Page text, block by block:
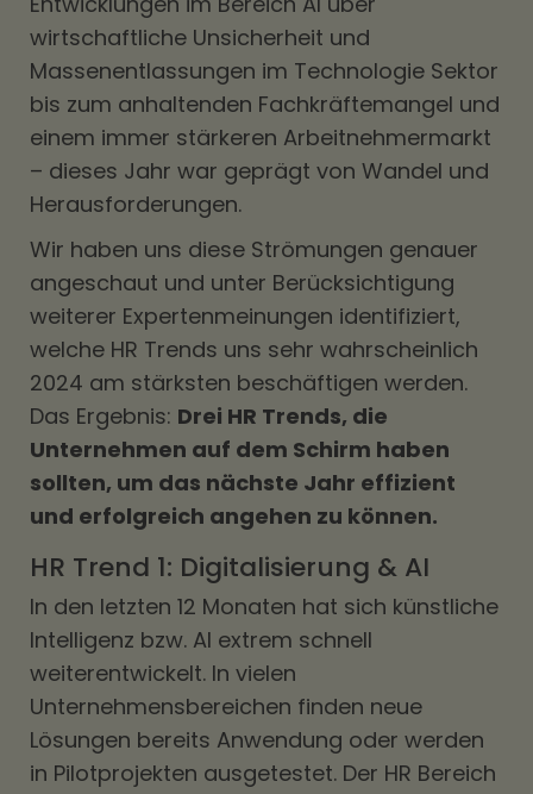
wirtschaftliche Unsicherheit und
Massenentlassungen im Technologie Sektor
bis zum anhaltenden Fachkräftemangel und
einem immer stärkeren Arbeitnehmermarkt
– dieses Jahr war geprägt von Wandel und
Herausforderungen.
Wir haben uns diese Strömungen genauer
angeschaut und unter Berücksichtigung
weiterer Expertenmeinungen identifiziert,
welche HR Trends uns sehr wahrscheinlich
2024 am stärksten beschäftigen werden.
Das Ergebnis: Drei HR Trends, die
Unternehmen auf dem Schirm haben
sollten, um das nächste Jahr effizient
und erfolgreich angehen zu können.
HR Trend 1: Digitalisierung & AI
In den letzten 12 Monaten hat sich künstliche
Intelligenz bzw. AI extrem schnell
weiterentwickelt. In vielen
Unternehmensbereichen finden neue
Lösungen bereits Anwendung oder werden
in Pilotprojekten ausgetestet. Der HR Bereich